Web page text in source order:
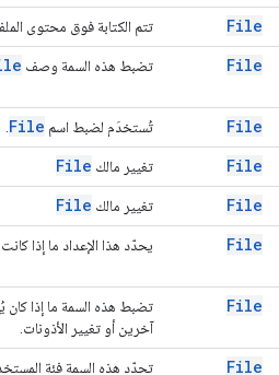
File تتم الكتابة فوق محتوى
File تضبط هذه السمة وصف
File تُستخدَم لضبط اسم File
File تغيير مالك File
File تغيير مالك File
File يحدّد هذا الإعداد ما إذا
File تضبط هذه السمة ما إذا كان
آخرين أو تغيير الأذونات.
File تحدّد هذه السمة فئة